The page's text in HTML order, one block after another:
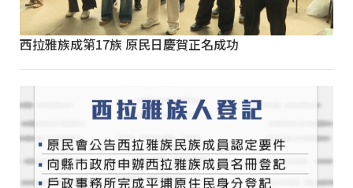
西拉雅族成第17族 原民日慶賀正名成功